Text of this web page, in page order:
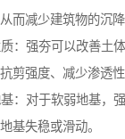
而减少建筑物的沉降
：强夯可以改善土
剪强度、减少渗透性
：对于软弱地基，
基失稳或滑动。